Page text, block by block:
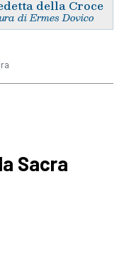
della Croce
di Ermes Dovico
Sacra